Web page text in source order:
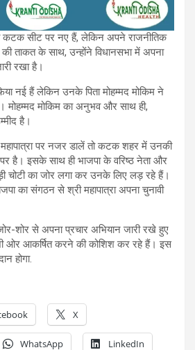
कटक सीट पर नए हैं, लेकिन अपने राजनीतिक
ताकत के साथ, उन्होंने विधानसभा में अपना
रखा है।
नई हैं लेकिन उनके पिता मोहम्मद मोकिम ने
मोहम्मद मोकिम का अनुभव और साथ ही,
है।
महापात्रा पर नजर डालें तो कटक शहर में उनकी
है। इसके साथ ही भाजपा के वरिष्ठ नेता और
चोटी का जोर लगा कर उनके लिए लड़ रहे हैं।
का संगठन से श्री महापात्रा अपना चुनावी
जोर-शोर से अपना प्रचार अभियान जारी रखे हुए
ओर आकर्षित करने की कोशिश कर रहे हैं। इस
होगा.
X
WhatsApp LinkedIn